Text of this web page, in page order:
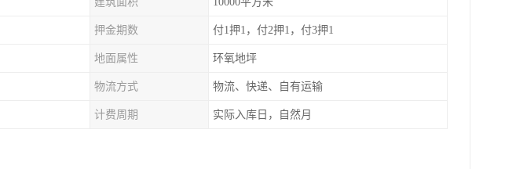
押金期数 付1押1，付2押1，付3押1
地面属性 环氧地坪
物流方式 物流、快递、自有运输
计费周期 实际入库日，自然月